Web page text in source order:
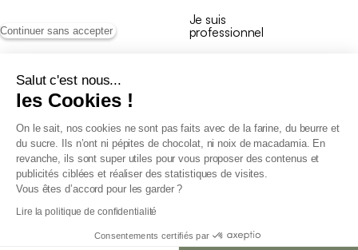
Continuer sans accepter
Salut c'est nous...
les Cookies !
On le sait, nos cookies ne sont pas faits avec de la farine, du beurre et
du sucre. Ils n’ont ni pépites de chocolat, ni noix de macadamia. En
revanche, ils sont super utiles pour vous proposer des contenus et
publicités ciblées et réaliser des statistiques de visites.
Vous êtes d’accord pour les garder ?
Lire la politique de confidentialité
Consentements certifiés par
Je suis
professionnel
Conditions générales de vente
Conditions générales du programme de fidélité
Charte de données personnelles
Conditions générales de vente Pro
Déclaration d’accessibilité